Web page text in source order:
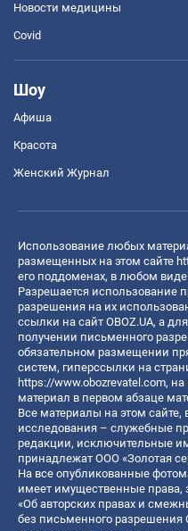
Новости медицины
Covid
Шоу
Афиша
Красота
Женский Журнал
Использование любых
размещенных на этом сайте
его поддоменах, в любом
Разрешается использование
разрешения на их
ссылки на сайт OBOZ.UA, а
получении письменного
обязательном размещении
систем, гиперссылки на
https://www.obozrevatel.com, на
материал в первом абзаце
Все материалы на этом сайте,
исследования – служебные
редакции, исключительные
принадлежат ООО «Золотая
На все опубликованные
имеет имущественные
«Об авторских правах и
без письменного разрешения